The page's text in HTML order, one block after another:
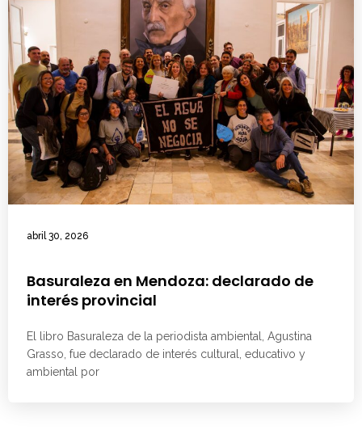
abril 30, 2026
Basuraleza en Mendoza: declarado de
interés provincial
El libro Basuraleza de la periodista ambiental, Agustina
Grasso, fue declarado de interés cultural, educativo y
ambiental por